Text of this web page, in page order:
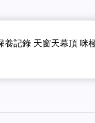
養記錄 天窗天幕頂 咪